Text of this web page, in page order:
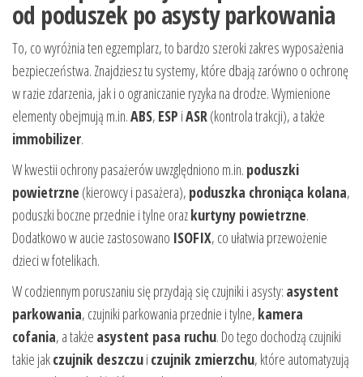
od poduszek po asysty parkowania
To, co wyróżnia ten egzemplarz, to bardzo szeroki zakres wyposażenia
bezpieczeństwa. Znajdziesz tu systemy, które dbają zarówno o ochronę
w razie zdarzenia, jak i o ograniczanie ryzyka na drodze. Wymienione
elementy obejmują m.in.ABS, ESP iASR(kontrola trakcji), a także
immobilizer.
W kwestii ochrony pasażerów uwzględniono m.in. poduszki
powietrzne (kierowcy i pasażera), poduszka chroniąca kolana,
poduszki boczne przednie i tylne orazkurtyny powietrzne.
Dodatkowo w aucie zastosowano ISOFIX, co ułatwia przewożenie
dzieci w fotelikach.
W codziennym poruszaniu się przydają się czujniki i asysty: asystent
parkowania, czujniki parkowania przednie i tylne, kamera
cofania, a także asystent pasa ruchu. Do tego dochodzą czujniki
takie jakczujnik deszczui czujnik zmierzchu, które automatyzują